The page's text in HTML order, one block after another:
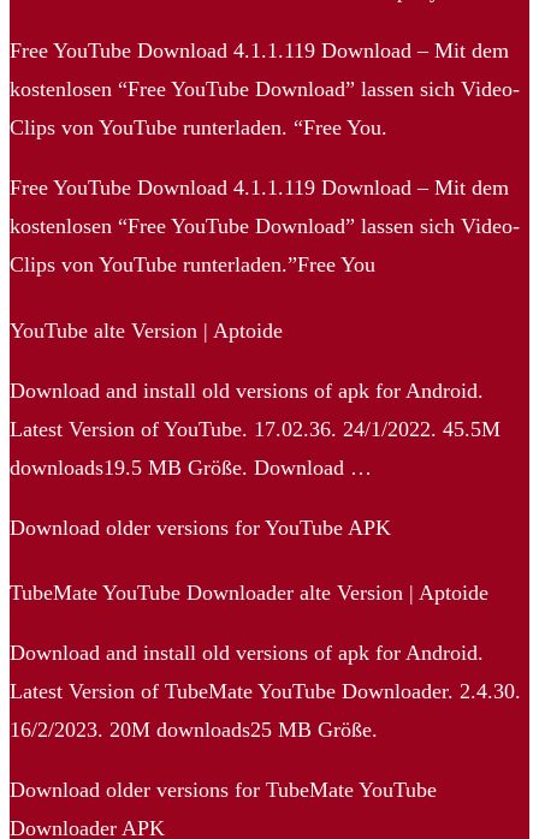
Free YouTube Download 4.1.1.119 Download – Mit dem
kostenlosen “Free YouTube Download” lassen sich Video-
Clips von YouTube runterladen. “Free You.
Free YouTube Download 4.1.1.119 Download – Mit dem
kostenlosen “Free YouTube Download” lassen sich Video-
Clips von YouTube runterladen.”Free You
YouTube alte Version | Aptoide
Download and install old versions of apk for Android.
Latest Version of YouTube. 17.02.36. 24/1/2022. 45.5M
downloads19.5 MB Größe. Download …
Download older versions for YouTube APK
TubeMate YouTube Downloader alte Version | Aptoide
Download and install old versions of apk for Android.
Latest Version of TubeMate YouTube Downloader. 2.4.30.
16/2/2023. 20M downloads25 MB Größe.
Download older versions for TubeMate YouTube
Downloader APK